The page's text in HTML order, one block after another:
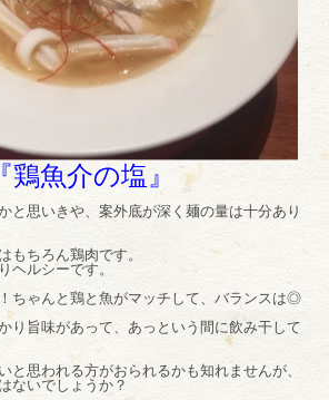
『鶏魚介の塩』
と思いきや、案外底が深く麺の量は十分あり
もちろん鶏肉です。
ヘルシーです。
ちゃんと鶏と魚がマッチして、バランスは◎
り旨味があって、あっという間に飲み干して
と思われる方がおられるかも知れませんが、
ないでしょうか？